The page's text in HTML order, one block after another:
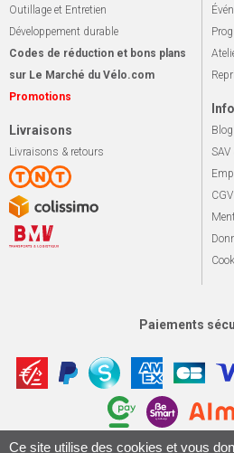
Outillage et Entretien
Développement durable
Codes de réduction et bons plans
sur Le Marché du Vélo.com
Promotions
Livraisons
Livraisons & retours
Blog
SAV
CGV
Paiements
Ce site utilise des cookies et vous